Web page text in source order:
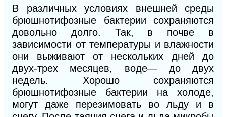
В различных условиях внешней среды
брюшнотифозные бактерии сохраняются
довольно долго. Так, в почве в
зависимости от температуры и влажности
они выживают от нескольких дней до
двух-трех месяцев, воде— до двух
недель. Хорошо сохраняются
брюшнотифозные бактерии на холоде,
могут даже перезимовать во льду и в